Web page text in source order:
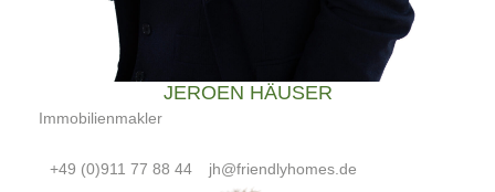
JEROEN HÄUSER
Immobilienmakler
+49 (0)911 77 88 44 jh@friendlyhomes.de